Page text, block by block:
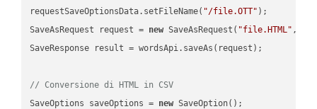
requestSaveOptionsData.setFileName( "/file.OTT" );
SaveAsRequest request = new SaveAsRequest( "file.HTML"
SaveResponse result = wordsApi.saveAs(request);
// Conversione di HTML in CSV
SaveOptions saveOptions = new SaveOption();